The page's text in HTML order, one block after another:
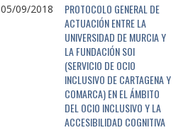
05/09/2018
PROTOCOLO GENERAL DE
ACTUACIÓN ENTRE LA
UNIVERSIDAD DE MURCIA Y
LA FUNDACIÓN SOI
(SERVICIO DE OCIO
INCLUSIVO DE CARTAGENA Y
COMARCA) EN EL ÁMBITO
DEL OCIO INCLUSIVO Y LA
ACCESIBILIDAD COGNITIVA